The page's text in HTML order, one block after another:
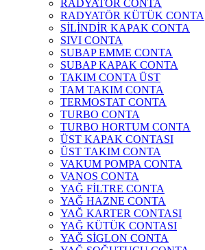
RADYATÖR CONTA
RADYATÖR KÜTÜK CONTA
SİLİNDİR KAPAK CONTA
SIVI CONTA
SUBAP EMME CONTA
SUBAP KAPAK CONTA
TAKIM CONTA ÜST
TAM TAKIM CONTA
TERMOSTAT CONTA
TURBO CONTA
TURBO HORTUM CONTA
ÜST KAPAK CONTASI
ÜST TAKIM CONTA
VAKUM POMPA CONTA
VANOS CONTA
YAĞ FİLTRE CONTA
YAĞ HAZNE CONTA
YAĞ KARTER CONTASI
YAĞ KÜTÜK CONTASI
YAĞ SİGLON CONTA